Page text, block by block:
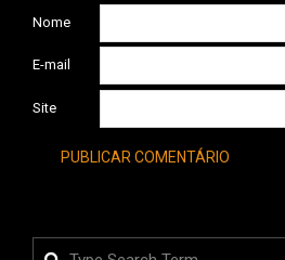
Nome
E-mail
Site
Search